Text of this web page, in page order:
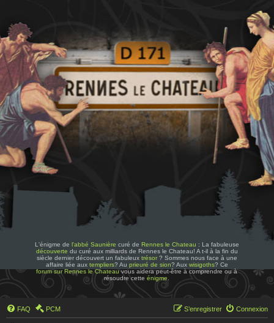
L'énigme de l'abbé Saunière curé de Rennes le Chateau : La fabuleuse
découverte du curé aux milliards de Rennes le Chateau! A t-il à la fin du
siècle dernier découvert un fabuleux trésor? Sommes nous face à une
affaire liée aux templiers? Au prieuré de sion? Aux wisigoths? Ce
forum sur Rennes le Chateauvous aidera peut-être à comprendre ou à
résoudre cetteénigme
FAQ PCM Connexion
S’enregistrer